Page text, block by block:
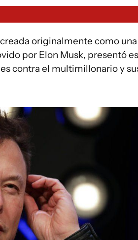
originalmente como
por Elon Musk, presentó
contra el multimillonario y